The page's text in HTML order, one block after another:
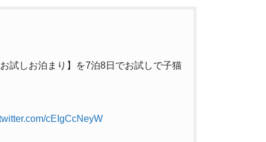
試しお泊まり】を7泊8日でお試しで子猫
cEIgCcNeyW